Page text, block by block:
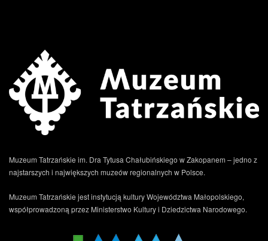
Muzeum Tatrzańskie im. Dra Tytusa Chałubińskiego w Zakopanem – jedno z
najstarszych i największych muzeów regionalnych w Polsce.
Muzeum Tatrzańskie jest instytucją kultury Województwa Małopolskiego,
współprowadzoną przez Ministerstwo Kultury i Dziedzictwa Narodowego.